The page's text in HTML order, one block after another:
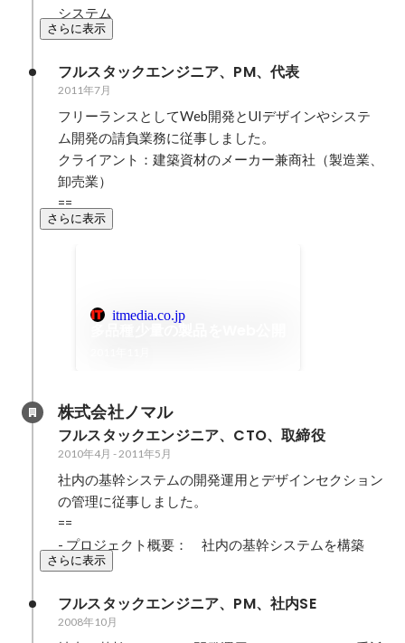
システム
さらに表示
フルスタックエンジニア、PM、代表
2011年7月
フリーランスとしてWeb開発とUIデザインやシステ
ム開発の請負業務に従事しました。
クライアント：建築資材のメーカー兼商社（製造業、
卸売業）
==
さらに表示
itmedia.co.jp
株式会社ノマル
フルスタックエンジニア、CTO、取締役
2010年4月 -2011年5月
社内の基幹システムの開発運用とデザインセクション
の管理に従事しました。
==
- プロジェクト概要：　社内の基幹システムを構築
さらに表示
フルスタックエンジニア、PM、社内SE
2008年10月